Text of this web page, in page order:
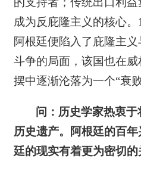
成为反庇隆主义的核心。
阿根廷便陷入了庇隆主
斗争的局面，该国也在
摆中逐渐沦落为一个“衰败
问：历史学家热衷
历史遗产。阿根廷的百
廷的现实有着更为密切的